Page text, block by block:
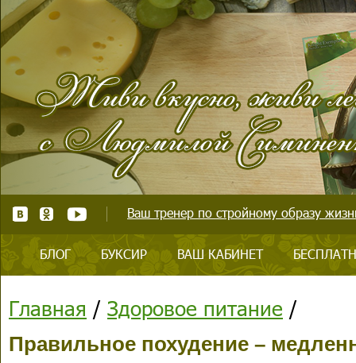
Ваш тренер по стройному образу
БЛОГ БУКСИР ВАШ КАБИНЕТ
Главная / Здоровое питание /
Правильное похудение –